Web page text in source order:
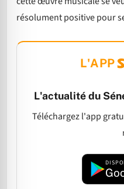
résolument positive pour
L'APP
L'actualité du
Téléchargez l'app